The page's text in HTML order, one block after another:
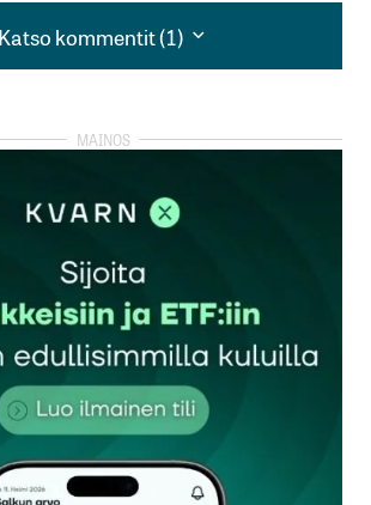
Katso kommentit (1)
kommentit (1)
Suomeen (Suomen omasta